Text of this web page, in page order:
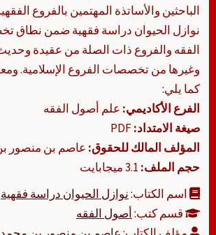
الباحثين والأساتذة المهتمين بالفروع
نوازل الحيوان دراسة فقهية ضمن نطاق
الفقه والفروع ذات الصلة من عقيدة
وغيرها من تخصصات الفروع الإسلامية.
كما يلي:
الفرع الأكاديمي: علم أصول الفقه
صيغة الامتداد:
المؤلف المالك للحقوق: عاصم بن منصور
حجم الملف:
اسم الكتاب:نوازل الحيوان دراسة فقهية
قسم كتب:أصول الفقه